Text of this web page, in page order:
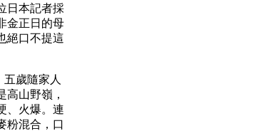
日本記者採
金正日的母
絕口不提這
歲隨家人
山野嶺，
、火爆。連
粉混合，口